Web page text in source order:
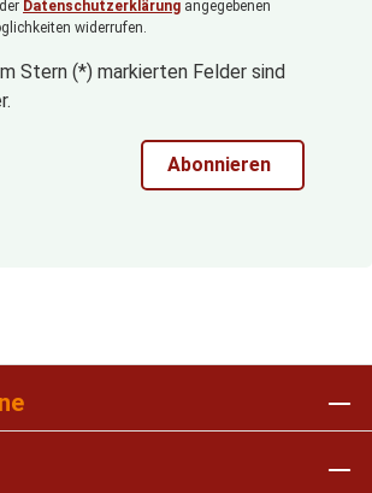
Datenschutzerklärung angegebenen
widerrufen.
Stern (*) markierten Felder sind
Abonnieren